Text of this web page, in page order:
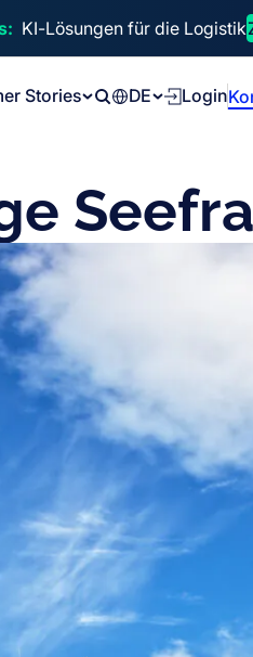
KI-Lösungen für die Logistik
Stories
DE Login